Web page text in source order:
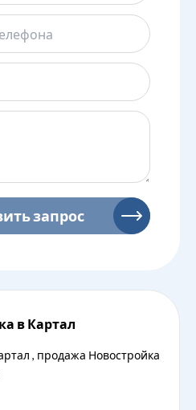
запрос
в Картал
, продажа Новостройка